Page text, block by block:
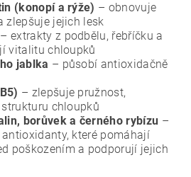
(konopí a rýže) – obnovuje
zlepšuje jejich lesk
– extrakty z podbělu, řebříčku a
vitalitu chloupků
jablka – působí antioxidačně
– zlepšuje pružnost,
chloupků
borůvek a černého rybízu –
které pomáhají
poškozením a podporují jejich